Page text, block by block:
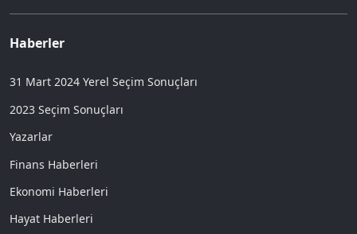
Haberler
31 Mart 2024 Yerel Seçim Sonuçları
2023 Seçim Sonuçları
Yazarlar
Finans Haberleri
Ekonomi Haberleri
Hayat Haberleri